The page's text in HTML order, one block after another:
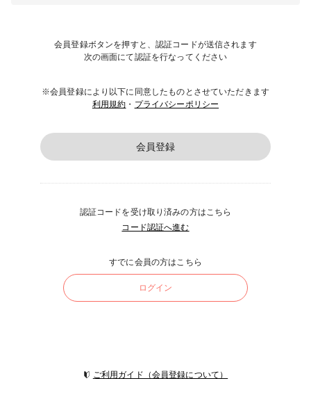
会員登録ボタンを押すと、認証コードが送信されます
次の画面にて認証を行なってください
※会員登録により以下に同意したものとさせていただきます
利用規約 ・ プライバシーポリシー
会員登録
認証コードを受け取り済みの方はこちら
コード認証へ進む
すでに会員の方はこちら
ログイン
ご利用ガイド（会員登録について）